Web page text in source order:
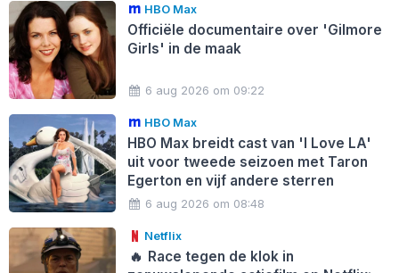
HBO Max
Officiële documentaire over 'Gilmore
Girls' in de maak
6 aug 2026 om 09:22
HBO Max
HBO Max breidt cast van 'I Love LA'
uit voor tweede seizoen met Taron
Egerton en vijf andere sterren
6 aug 2026 om 08:48
Netflix
🔥 Race tegen de klok in